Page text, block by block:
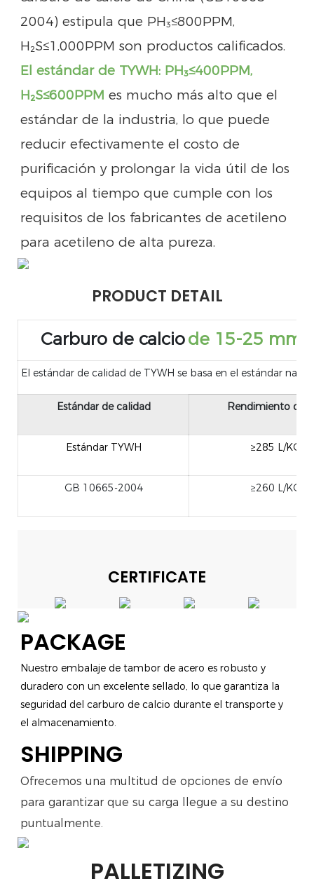
2004) estipula que PH₃≤800PPM,
H₂S≤1,000PPM son productos calificados.
El estándar de TYWH: PH₃≤400PPM,
H₂S≤600PPM es mucho más alto que el
estándar de la industria, lo que puede
reducir efectivamente el costo de
purificación y prolongar la vida útil de los
equipos al tiempo que cumple con los
requisitos de los fabricantes de acetileno
para acetileno de alta pureza.
PRODUCT DETAIL
Carburo de calciode 15-25 mm
El estándar de calidad de TYWH se basa en el estándar
Estándar de calidad Rendimiento de
Estándar TYWH ≥285 L/KG
GB 10665-2004 ≥260 L/KG
CERTIFICATE
PACKAGE
Nuestro embalaje de tambor de acero es robusto y
duradero con un excelente sellado, lo que garantiza la
seguridad del carburo de calcio durante el transporte y
el almacenamiento.
SHIPPING
Ofrecemos una multitud de opciones de envío
para garantizar que su carga llegue a su destino
puntualmente.
PALLETIZING